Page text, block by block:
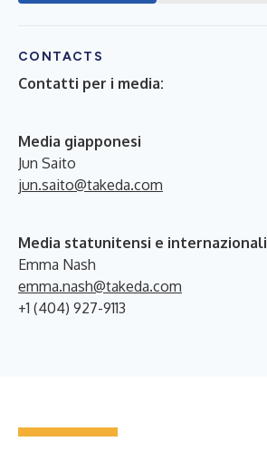
CONTACTS
Contatti per i media:
Media giapponesi
Jun Saito
jun.saito@takeda.com
Media statunitensi e internazionali
Emma Nash
emma.nash@takeda.com
+1 (404) 927-9113